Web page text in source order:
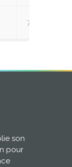
7
son
pour